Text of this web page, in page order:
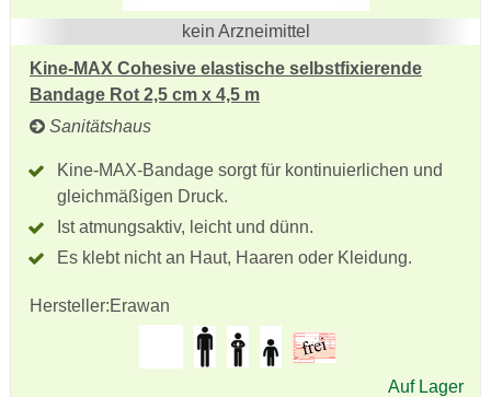
kein Arzneimittel
Kine-MAX Cohesive elastische selbstfixierende
Bandage Rot 2,5 cm x 4,5 m
Sanitätshaus
Kine-MAX-Bandage sorgt für kontinuierlichen und
gleichmäßigen Druck.
Ist atmungsaktiv, leicht und dünn.
Es klebt nicht an Haut, Haaren oder Kleidung.
Hersteller:Erawan
Auf Lager